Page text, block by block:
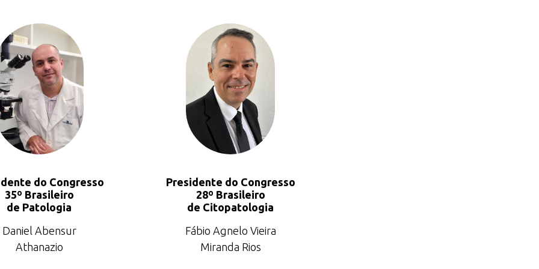
do Congresso
35º Brasileiro
de Patologia
Daniel Abensur
Athanazio
Presidente do Congresso
28º Brasileiro
de Citopatologia
Fábio Agnelo Vieira
Miranda Rios